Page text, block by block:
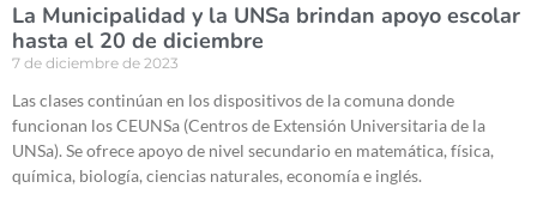
La Municipalidad y la UNSa brindan apoyo escolar
hasta el 20 de diciembre
7 de diciembre de 2023
Las clases continúan en los dispositivos de la comuna donde
funcionan los CEUNSa (Centros de Extensión Universitaria de la
UNSa). Se ofrece apoyo de nivel secundario en matemática, física,
química, biología, ciencias naturales, economía e inglés.